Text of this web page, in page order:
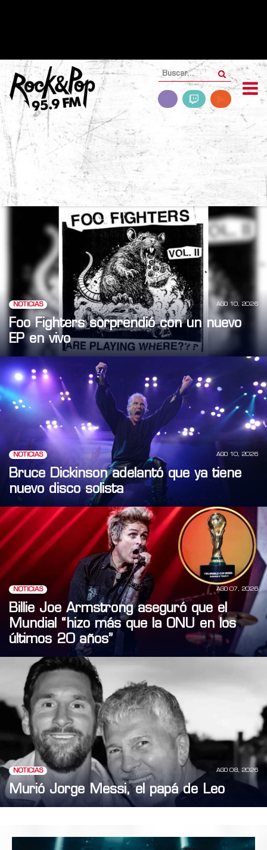
NOTICIAS AGO 10, 2026
Foo Fighters sorprendió con un nuevo
EP en vivo
NOTICIAS AGO 10, 2026
Bruce Dickinson adelantó que ya tiene
nuevo disco solista
NOTICIAS AGO 07, 2026
Billie Joe Armstrong aseguró que el
Mundial “hizo más que la ONU en los
últimos 20 años”
NOTICIAS AGO 08, 2026
Murió Jorge Messi, el papá de Leo